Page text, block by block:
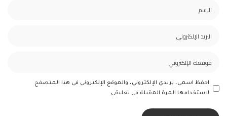
احفظ اسمي، بريدي الإلكتروني، والموقع الإلكتروني في هذا المتصفح
لاستخدامها المرة المقبلة في تعليقي.